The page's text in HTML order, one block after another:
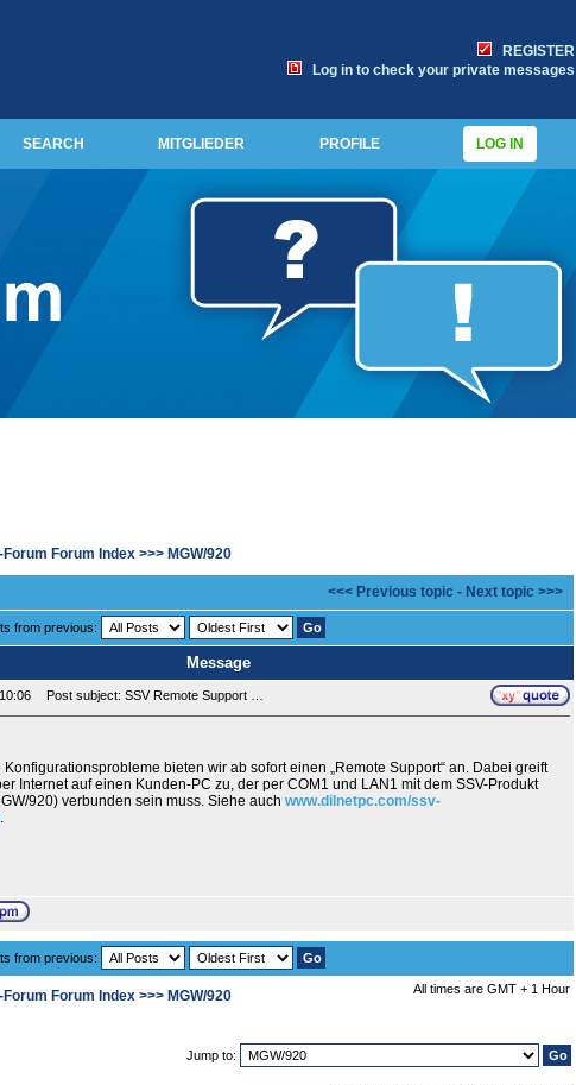
REGISTER
Log in to check your private messages
SEARCH MITGLIEDER PROFILE LOG IN
Forum Forum Index >>> MGW/920
<<< Previous topic - Next topic >>>
from previous:
Message
Post subject: SSV Remote Support …
bieten wir ab sofort einen „Remote Support“ an. Dabei greift
Internet auf einen Kunden-PC zu, der per COM1 und LAN1 mit dem SSV-Produkt
920) verbunden sein muss. Siehe auch www.dilnetpc.com/ssv-
.
from previous:
Forum Forum Index >>> MGW/920 All times are GMT + 1 Hour
Jump to: